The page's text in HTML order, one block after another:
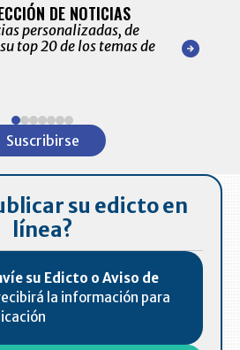
DE NOTICIAS
personalizadas, de
top 20 de los temas de
de las
Suscribirse
su edicto en
línea?
su Edicto o Aviso de
la información para